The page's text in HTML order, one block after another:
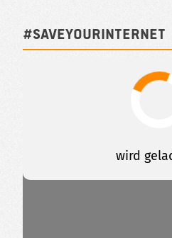
#SAVEYOURINTERNET